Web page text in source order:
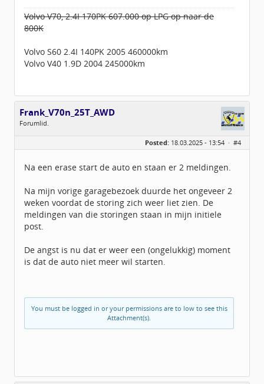
Volvo V70, 2.4I 170PK 607.000 op LPG op naar de
800K
Volvo S60 2.4I 140PK 2005 460000km
Volvo V40 1.9D 2004 245000km
Frank_V70n_25T_AWD
Forumlid.
Leeftijd:
54
Geregistreerd:02 / 2025
Posted: 18.03.2025 - 13:54 · #4
Na een erase start de auto en staan er 2 meldingen.
Na mijn vorige garagebezoek duurde het ongeveer 2
weken voordat de storing zich weer liet zien. De
meldingen van die storingen staan in mijn initiele
post.
De angst is nu dat er weer een (ongelukkig) moment
is dat de auto niet meer wil starten.
You must be logged in or your permissions are to low to see this
Attachment(s).